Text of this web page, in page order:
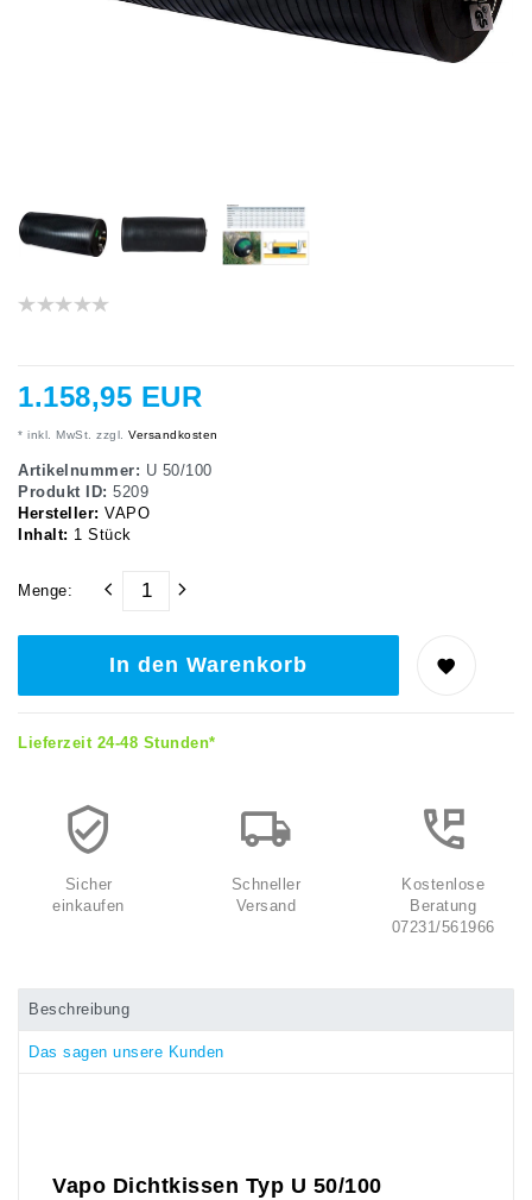
1.158,95 EUR
* inkl. MwSt. zzgl. Versandkosten
Artikelnummer: U 50/100
Produkt ID: 5209
Hersteller: VAPO
Inhalt: 1 Stück
Menge:
In den Warenkorb
Lieferzeit 24-48 Stunden*
Sicher
einkaufen
Schneller
Versand
Kostenlose
Beratung
07231/561966
Beschreibung
Das sagen unsere Kunden
Vapo Dichtkissen Typ U 50/100